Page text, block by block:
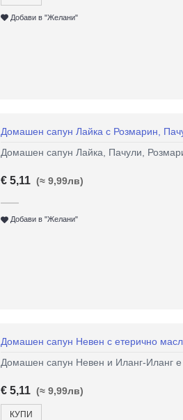
Добави в "Желани"
Домашен сапун Лайка с Розмарин,
Домашен сапун Лайка, Пачули,
€ 5,11 (≈ 9,99лв)
Добави в "Желани"
Домашен сапун Невен с етерично
Домашен сапун Невен и Иланг-Иланг е
€ 5,11 (≈ 9,99лв)
КУПИ